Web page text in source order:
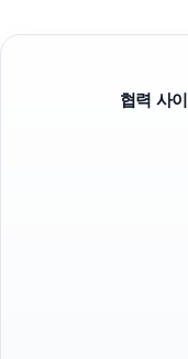
협력 사